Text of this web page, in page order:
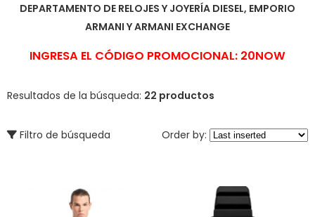
DEPARTAMENTO DE RELOJES Y JOYERÍA DIESEL, EMPORIO
ARMANI Y ARMANI EXCHANGE
INGRESA EL CÓDIGO PROMOCIONAL: 20NOW
Resultados de la búsqueda: 22 productos
Filtro de búsqueda Order by: